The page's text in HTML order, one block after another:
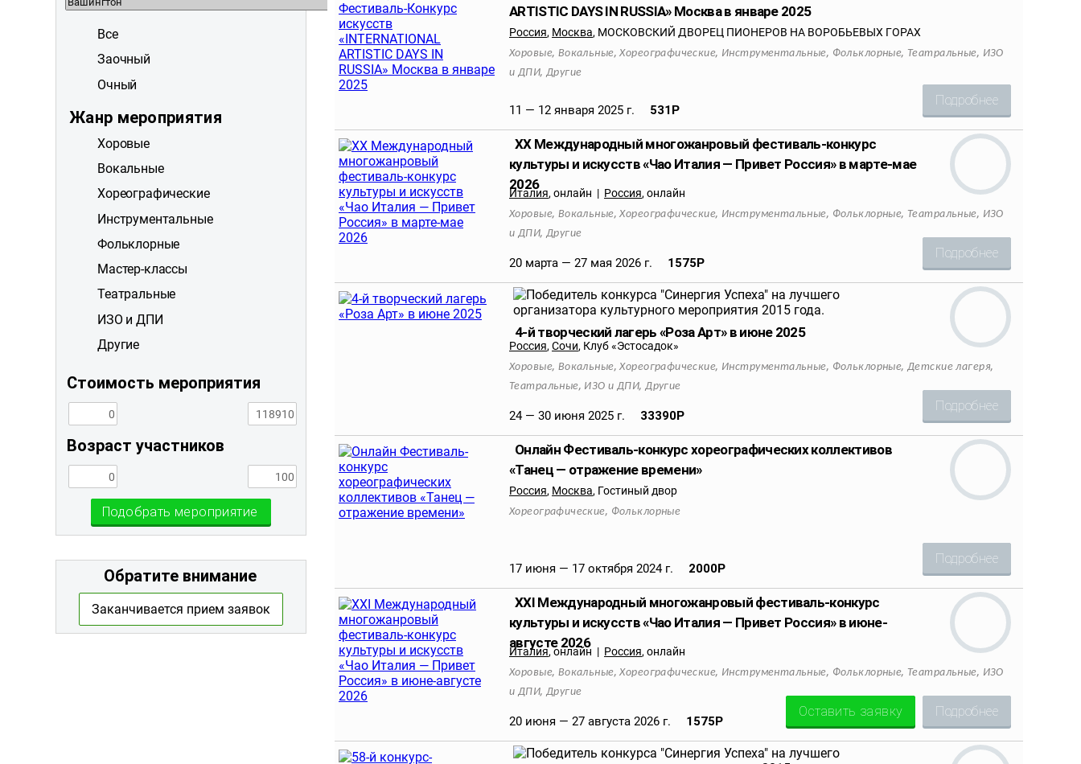
Все
Заочный
Очный
Жанр мероприятия
Хоровые
Вокальные
Хореографические
Инструментальные
Фольклорные
Мастер-классы
Театральные
ИЗО и ДПИ
Другие
Стоимость мероприятия
Возраст участников
Подобрать мероприятие
Обратите внимание
Заканчивается прием заявок
ARTISTIC DAYS IN RUSSIA» Москва в январе 2025
Россия, Москва, МОСКОВСКИЙ ДВОРЕЦ ПИОНЕРОВ НА ВОРОБЬЕВЫХ ГОРАХ
Хоровые, Вокальные,Хореографические, Инструментальные, Фольклорные, Театральные, ИЗО
и ДПИ, Другие
11 — 12 января 2025 г. 531Р
Подробнее
XX Международный многожанровый фестиваль-конкурс
культуры и искусств «Чао Италия — Привет Россия» в марте-мае
2026
Италия, онлайн | Россия, онлайн
Хоровые, Вокальные,Хореографические, Инструментальные, Фольклорные, Театральные, ИЗО
и ДПИ, Другие
20 марта — 27 мая 2026 г. 1575Р
Подробнее
4-й творческий лагерь «Роза Арт» в июне 2025
Россия, Сочи, Клуб «Эстосадок»
Хоровые, Вокальные,Хореографические, Инструментальные, Фольклорные, Детские лагеря,
Театральные, ИЗО и ДПИ, Другие
24 — 30 июня 2025 г. 33390Р
Подробнее
Онлайн Фестиваль-конкурс хореографических коллективов
«Танец — отражение времени»
Россия, Москва, Гостиный двор
Хореографические, Фольклорные
17 июня — 17 октября 2024 г. 2000Р
Подробнее
XXI Международный многожанровый фестиваль-конкурс
культуры и искусств «Чао Италия — Привет Россия» в июне-
августе 2026
Италия,онлайн | Россия, онлайн
Хоровые, Вокальные,Хореографические, Инструментальные, Фольклорные, Театральные, ИЗО
и ДПИ, Другие
20 июня — 27 августа 2026 г. 1575Р
Подробнее
Оставить заявку